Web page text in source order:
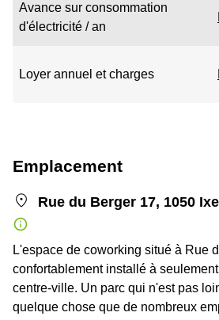
Avance sur consommation
d'électricité / an
Loyer annuel et charges
Emplacement
Rue du Berger 17, 1050
L'espace de coworking situé à Rue
confortablement installé à
centre-ville. Un parc qui n'est pas
quelque chose que de nombreux